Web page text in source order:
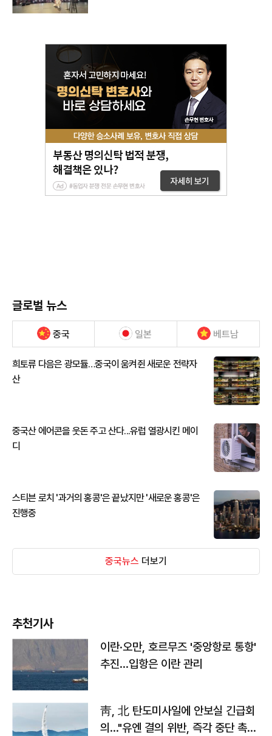
글로벌 뉴스
중국 일본 베트남
희토류 다음은 광모듈…중국이 움켜쥔 새로운 전략자
산
중국산 에어콘을 웃돈 주고 산다...유럽 열광시킨 메이
디
스티븐 로치 '과거의 홍콩'은 끝났지만 '새로운 홍콩'은
진행중
중국뉴스 더보기
추천기사
이란·오만, 호르무즈 '중앙항로 통항'
추진…입항은 이란 관리
靑, 北 탄도미사일에 안보실 긴급회
의…"유엔 결의 위반, 즉각 중단 촉